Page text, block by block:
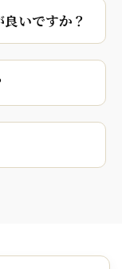
いですか？